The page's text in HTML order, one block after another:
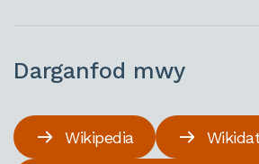
Darganfod mwy
Wikipedia